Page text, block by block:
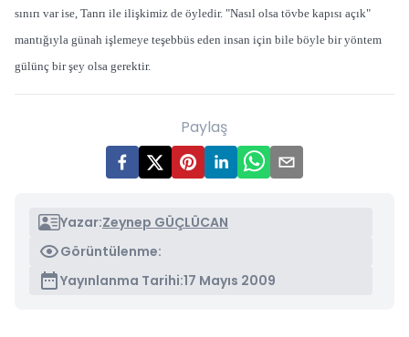
sınırı var ise, Tanrı ile ilişkimiz de öyledir. "Nasıl olsa tövbe kapısı açık"
mantığıyla günah işlemeye teşebbüs eden insan için bile böyle bir yöntem
gülünç bir şey olsa gerektir.
Paylaş
Yazar:Zeynep GÜÇLÜCAN
Görüntülenme:
Yayınlanma Tarihi:17 Mayıs 2009